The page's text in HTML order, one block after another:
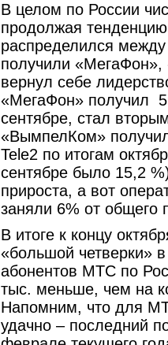
В целом по России
продолжая
распределился
получили
вернул себе
«МегаФон» получил
сентябре, стал
«ВымпелКом»
Tele2 по итогам
сентябре было 15,2
прироста, а вот
заняли 6% от общего
В итоге к концу
«большой четверки»
абонентов МТС по
тыс. меньше, чем на
Напомним, что для
удачно – последний